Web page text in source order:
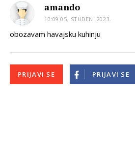
amando
10:09 05. STUDENI 2023.
obozavam havajsku kuhinju
PRIJAVI SE PRIJAVI SE